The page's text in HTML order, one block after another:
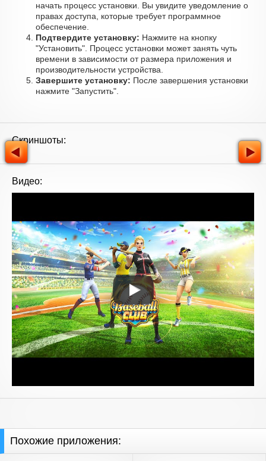
начать процесс установки. Вы увидите уведомление о
правах доступа, которые требует программное
обеспечение.
Подтвердите установку: Нажмите на кнопку
"Установить". Процесс установки может занять чуть
времени в зависимости от размера приложения и
производительности устройства.
Завершите установку: После завершения установки
нажмите "Запустить".
Скриншоты:
Видео:
Похожие приложения: